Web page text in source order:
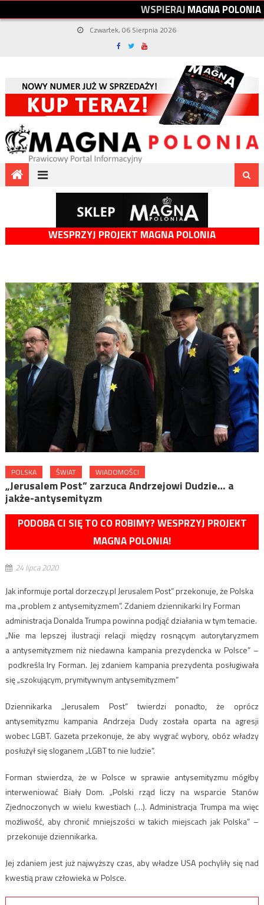
WSPIERAJMAGNAPOLONIA
Czwartek, 06 Sierpnia 2026
WESPRZYJ PROJEKT MAGNA POLONIA
POLSKA ŚWIAT WIADOMOŚCI
„Jerusalem Post” zarzuca Andrzejowi Dudzie… a
jakże-antysemityzm
PODOBA CI SIĘ TO CO ROBIMY? WESPRZYJ PROJEKT
MAGNA POLONIA!
24 lipca 2020
Jak informuje portal dorzeczy.pl Jerusalem Post” przekonuje, że Polska
ma „problem z antysemityzmem”. Zdaniem dziennikarki Iry Forman
administracja Donalda Trumpa powinna podjąć działania w tym temacie.
„Nie ma lepszej ilustracji relacji między rosnącym autorytaryzmem
a antysemityzmem niż niedawna kampania prezydencka w Polsce” –
podkreśla Iry Forman. Jej zdaniem kampania prezydenta posługiwała
się „szokującym, prymitywnym antysemityzmem”
Dziennikarka „Jerusalem Post” twierdzi ponadto, że oprócz
antysemityzmu kampania Andrzeja Dudy została oparta na agresji
wobec LGBT. Gazeta przekonuje, że aby wygrać wybory, obóz władzy
posłużył się sloganem „LGBT to nie ludzie”.
Forman stwierdza, że w Polsce w sprawie antysemityzmu mógłby
interweniować Biały Dom. „Polski rząd liczy na wsparcie Stanów
Zjednoczonych w wielu kwestiach (…). Administracja Trumpa ma więc
możliwość, aby chronić mniejszości w takich miejscach jak Polska” –
przekonuje dziennikarka.
Jej zdaniem jest już najwyższy czas, aby władze USA pochyliły się nad
kwestią praw człowieka w Polsce.